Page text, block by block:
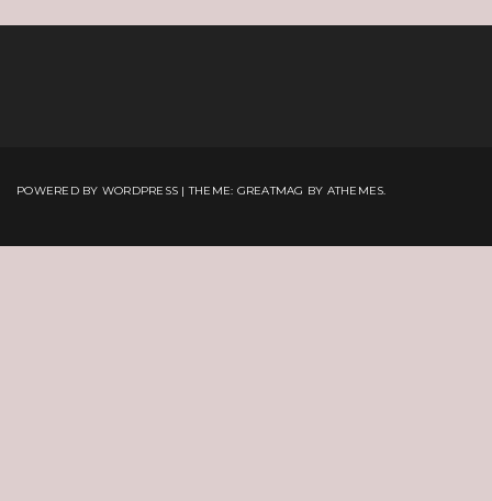
POWERED BY WORDPRESS |THEME: GREATMAG BY ATHEMES.